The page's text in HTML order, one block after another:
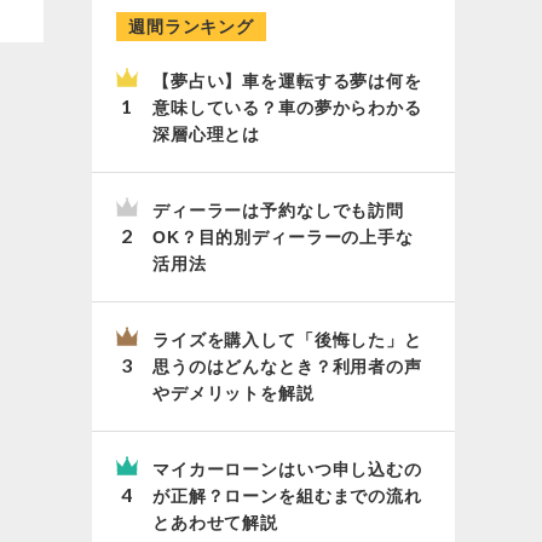
週間ランキング
【夢占い】車を運転する夢は何を
意味している？車の夢からわかる
深層心理とは
ディーラーは予約なしでも訪問
OK？目的別ディーラーの上手な
活用法
ライズを購入して「後悔した」と
思うのはどんなとき？利用者の声
やデメリットを解説
マイカーローンはいつ申し込むの
が正解？ローンを組むまでの流れ
とあわせて解説